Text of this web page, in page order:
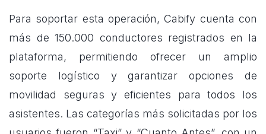
Para soportar esta operación, Cabify cuenta con
más de 150.000 conductores registrados en la
plataforma, permitiendo ofrecer un amplio
soporte logístico y garantizar opciones de
movilidad seguras y eficientes para todos los
asistentes. Las categorías más solicitadas por los